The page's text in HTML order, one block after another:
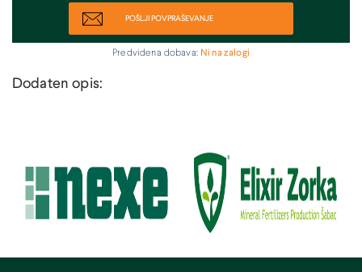
POŠLJI POVPRAŠEVANJE
Predvidena dobava: Ni na zalogi
Dodaten opis: